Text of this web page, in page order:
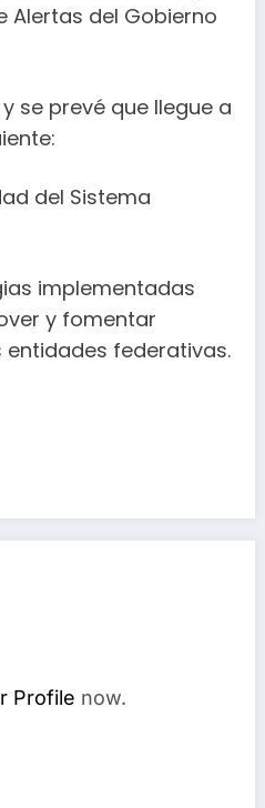
Alertas del Gobierno
se prevé que llegue a
del Sistema
implementadas
y fomentar
federativas.
Profile now.